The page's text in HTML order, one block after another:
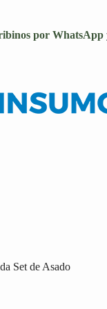
por WhatsApp
Set de Asado